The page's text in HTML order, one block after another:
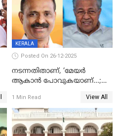
KERALA
Posted On 26-12-2025
നടന്നതിതാണ്, ‘മേയർ
ആകാൻ പോവുകയാണ്...;
മുഖ്യമന്ത്രിയുടെ ഓഫീസ്
തന്നെ വിശദീകരിയ്ക്കുന്നു;
സത്യമിതാണ്
1 Min Read View All